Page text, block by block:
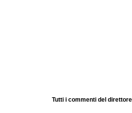
Tutti i commenti del direttore